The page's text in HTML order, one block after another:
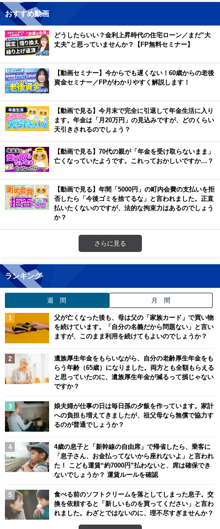
おすすめ動画
どうしたらいい？金利上昇時代の住宅ローン／まだ”大
丈夫”と思っていませんか？【FP無料セミナー】
【動画セミナー】今からでも遅くない！60歳からの老後
資金セミナー／FPがわかりやすく解説します！
【動画で見る】今月末で完全に引退して年金生活に入り
ます。年金は「月20万円」の見込みですが、どのくらい
天引きされるのでしょう？
【動画で見る】70代の親が「年金を受け取らないまま」
亡くなっていたようです。これっておかしいですか…？
【動画で見る】年間「5000円」の町内会費の支払いを拒
否したら「今後ゴミを捨てるな」と言われました。正直
払いたくないのですが、法的な拘束力はあるのでしょう
か？
さらに見る
ランキング
週 間 月 間
父が亡くなった後も、母は父の「家族カード」で買い物
を続けています。「自分の名義だから問題ない」と言い
ますが、このまま利用を続けてもよいのでしょうか？
遺族厚生年金をもらいながら、自分の老齢厚生年金をも
らう年齢（65歳）になりました。両方とも全額もらえる
と思っていたのに、遺族厚生年金が減るって損じゃない
ですか？
娘夫婦が仕事の日は毎日孫の夕飯を作っています。家計
への負担も増えてきましたが、祖父母なら無償で協力す
るのが普通でしょうか？
4歳の息子と「新幹線の自由席」で帰省したら、乗客に
「息子さん、お金払ってないから座れないよ」と言われ
た！ こども運賃“約7000円”払わないと、席は確保でき
ないでしょうか？ 運賃ルールを確認
食べる前のソフトクリームを落としてしまった息子。交
換を依頼すると「新しいものを買ってください」と言わ
れました。わざとではないのに、理不尽すぎませんか？